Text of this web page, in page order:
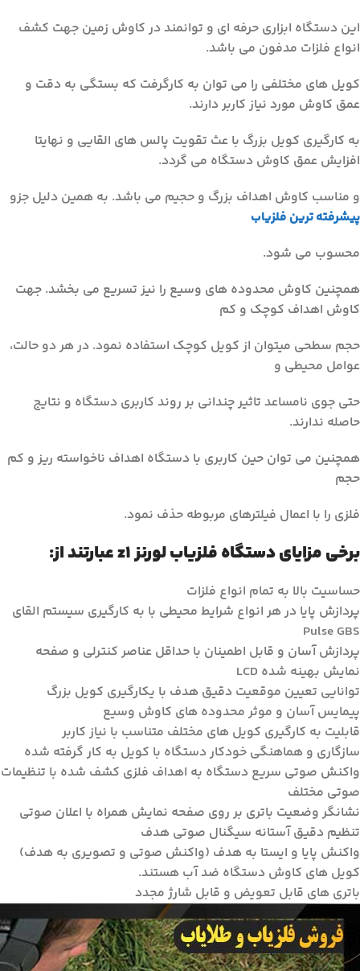
این دستگاه ابزاری حرفه ای و توانمند در کاوش زمین جهت کشف
انواع فلزات مدفون می باشد.
کویل های مختلفی را می توان به کارگرفت که بستگی به دقت و
عمق کاوش مورد نیاز کاربر دارند.
به کارگیری کویل بزرگ با عث تقویت پالس های القایی و نهایتا
افزایش عمق کاوش دستگاه می گردد.
و مناسب کاوش اهداف بزرگ و حجیم می باشد. به همین دلیل جزو
پیشرفته ترین فلزیاب
محسوب می شود.
همچنین کاوش محدوده های وسیع را نیز تسریع می بخشد. جهت
کاوش اهداف کوچک و کم
حجم سطحی میتوان از کویل کوچک استفاده نمود. در هر دو حالت،
عوامل محیطی و
حتی جوی نامساعد تاثیر چندانی بر روند کاربری دستگاه و نتایج
حاصله ندارند.
همچنین می توان حین کاربری با دستگاه اهداف ناخواسته ریز و کم
حجم
فلزی را با اعمال فیلترهای مربوطه حذف نمود.
برخی مزایای دستگاه فلزیاب لورنز z1 عبارتند از:
حساسیت بالا به تمام انواع فلزات
پردازش پایا در هر انواع شرایط محیطی با به کارگیری سیستم القای
Pulse GBS
پردازش آسان و قابل اطمینان با حداقل عناصر کنترلی و صفحه
نمایش بهینه شده LCD
توانایی تعیین موقعیت دقیق هدف با یکارگیری کویل بزرگ
پیمایس آسان و موثر محدوده های کاوش وسیع
قابلیت به کارگیری کویل های مختلف متناسب با نیاز کاربر
سازگاری و هماهنگی خودکار دستگاه با کویل به کار گرفته شده
واکنش صوتی سریع دستگاه به اهداف فلزی کشف شده با تنظیمات
صوتی مختلف
نشانگر وضعیت باتری بر روی صفحه نمایش همراه با اعلان صوتی
تنظیم دقیق آستانه سیگنال صوتی هدف
واکنش پایا و ایستا به هدف (واکنش صوتی و تصویری به هدف)
کویل های کاوش دستگاه ضد آب هستند.
باتری های قابل تعویض و قابل شارژ مجدد